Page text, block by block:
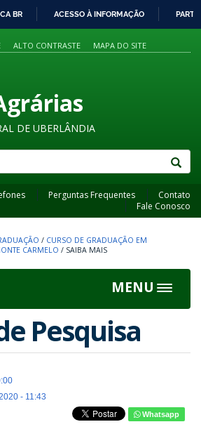
PARA
O
BR ACESSO À INFORMAÇÃO
ALTO CONTRASTE MAPA DO SITE
DE UBERLÂNDIA
Perguntas Frequentes
Contato
Fale Conosco
/ CURSO DE GRADUAÇÃO EM
CARMELO / SAIBA MAIS
MENU
Toggle
Pesquisa
- 11:43
Whatsapp